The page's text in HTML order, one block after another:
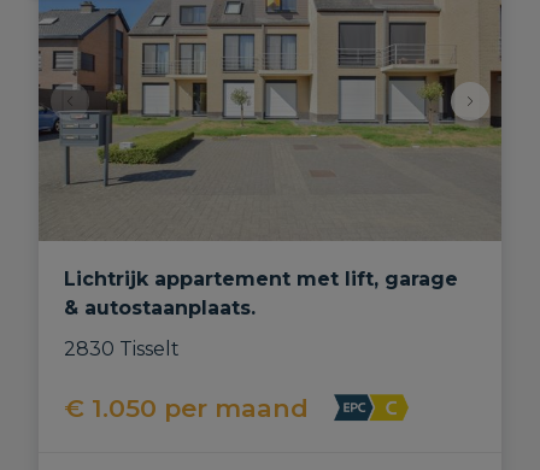
Lichtrijk appartement met lift, garage
& autostaanplaats.
2830 Tisselt
€ 1.050 per maand